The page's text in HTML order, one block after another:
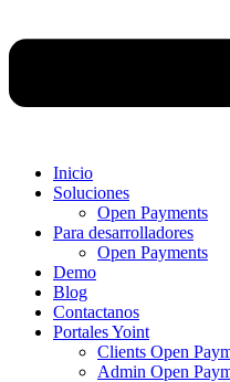
Inicio
Soluciones
Open Payments
Para desarrolladores
Open Payments
Demo
Blog
Contactanos
Portales Yoint
Clients Open
Admin Open